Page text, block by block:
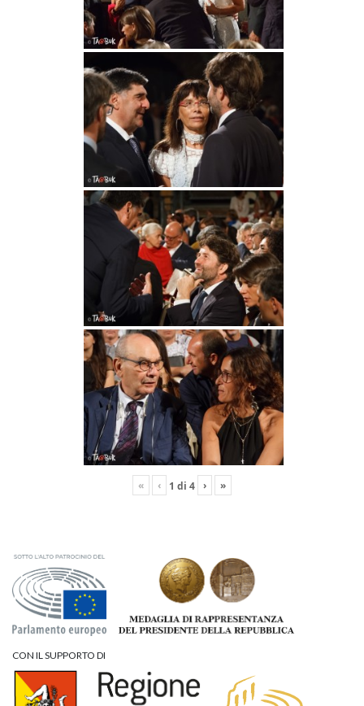
« ‹ 1 di 4 › »
CON IL SUPPORTO DI